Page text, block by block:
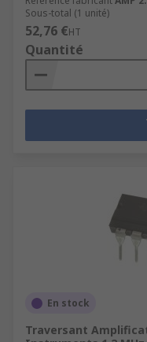
Sous-total (1 unité)
52,76 €HT
Quantité
En stock
Traversant